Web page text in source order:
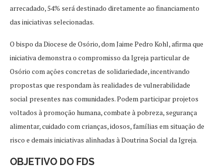
arrecadado, 54% será destinado diretamente ao financiamento
das iniciativas selecionadas.
O bispo da Diocese de Osório, dom Jaime Pedro Kohl, afirma que
iniciativa demonstra o compromisso da Igreja particular de
Osório com ações concretas de solidariedade, incentivando
propostas que respondam às realidades de vulnerabilidade
social presentes nas comunidades. Podem participar projetos
voltados à promoção humana, combate à pobreza, segurança
alimentar, cuidado com crianças, idosos, famílias em situação de
risco e demais iniciativas alinhadas à Doutrina Social da Igreja.
OBJETIVO DO FDS